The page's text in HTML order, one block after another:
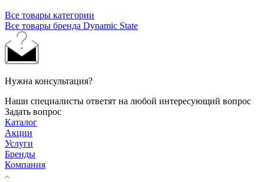
Все товары категории
Все товары бренда Dynamic State
Нужна консультация?
Наши специалисты ответят на любой интересующий вопрос
Задать вопрос
Каталог
Акции
Услуги
Бренды
Компания